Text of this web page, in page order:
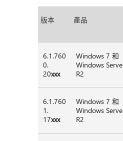
版本 產品
6.1.760
0.
20xxx
Windows 7 和
Windows
R2
6.1.760
1.
17xxx
Windows 7 和
Windows
R2